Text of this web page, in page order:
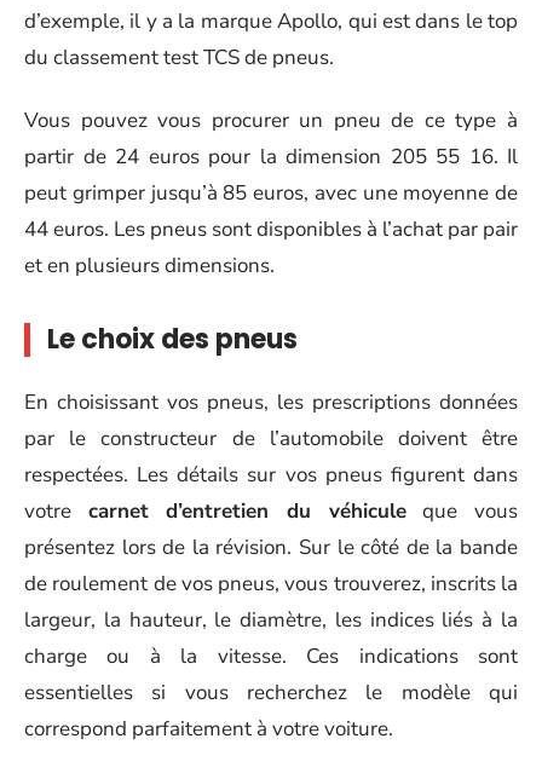
d’exemple, il y a la marque Apollo, qui est dans le top
du classement test TCS de pneus.
Vous pouvez vous procurer un pneu de ce type à
partir de 24 euros pour la dimension 205 55 16. Il
peut grimper jusqu’à 85 euros, avec une moyenne de
44 euros. Les pneus sont disponibles à l’achat par pair
et en plusieurs dimensions.
Le choix des pneus
En choisissant vos pneus, les prescriptions données
par le constructeur de l’automobile doivent être
respectées. Les détails sur vos pneus figurent dans
votre carnet d’entretien du véhiculeque vous
présentez lors de la révision. Sur le côté de la bande
de roulement de vos pneus, vous trouverez, inscrits la
largeur, la hauteur, le diamètre, les indices liés à la
charge ou à la vitesse. Ces indications sont
essentielles si vous recherchez le modèle qui
correspond parfaitement à votre voiture.